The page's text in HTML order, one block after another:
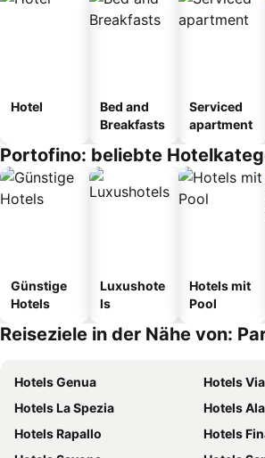
Hotel
Bed and
Breakfasts
Serviced
apartment
Portofino: beliebte
Günstige
Hotels
Luxushote
ls
Hotels mit
Pool
Reiseziele in der Nähe von:
Hotels Genua
Hotels
Hotels La Spezia
Hotels
Hotels Rapallo
Hotels